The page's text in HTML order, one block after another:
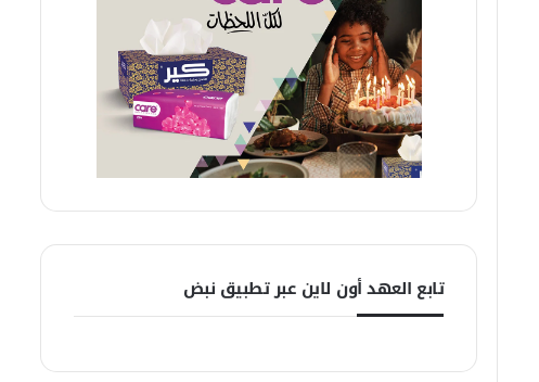
تابع العهد أون لاين عبر تطبيق نبض